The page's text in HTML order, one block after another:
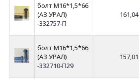
болт М16*1,5*66
(АЗ УРАЛ)
-332757-П
161,04
болт М16*1,5*66
(АЗ УРАЛ)
-332710-П29
157,01